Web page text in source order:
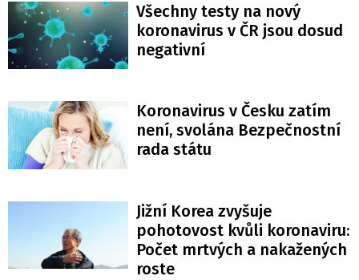
Všechny testy na nový
koronavirus v ČR jsou dosud
negativní
Koronavirus v Česku zatím
není, svolána Bezpečnostní
rada státu
Jižní Korea zvyšuje
pohotovost kvůli koronaviru:
Počet mrtvých a nakažených
roste